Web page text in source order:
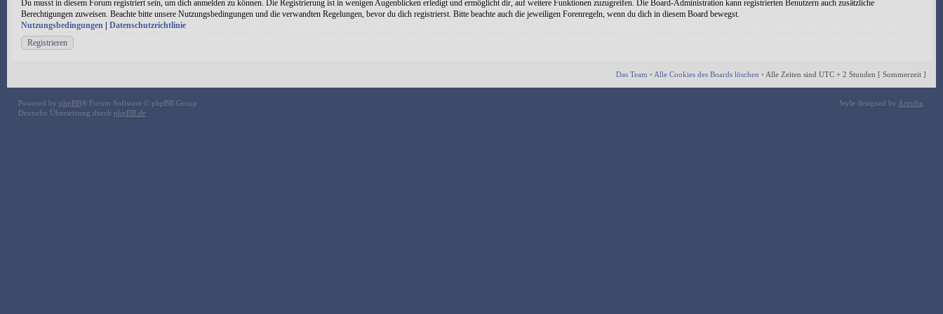
Du musst in diesem Forum registriert sein, um dich anmelden zu können. Die Registrierung ist in wenigen Augenblicken erledigt und ermöglicht dir, auf weitere Funktionen zuzugreifen. Die Board-Administration kann registrierten Benutzern auch zusätzliche
Berechtigungen zuweisen. Beachte bitte unsere Nutzungsbedingungen und die verwandten Regelungen, bevor du dich registrierst. Bitte beachte auch die jeweiligen Forenregeln, wenn du dich in diesem Board bewegst.
Nutzungsbedingungen
Datenschutzrichtlinie
Registrieren
Das Team • Alle Cookies des Boards löschen • Alle Zeiten sind UTC + 2 Stunden [ Sommerzeit ]
Powered by phpBB® Forum Software © phpBB Group
Deutsche Übersetzung durch phpBB.de
Style designed by Artodia